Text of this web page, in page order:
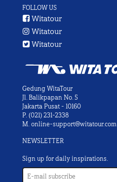
FOLLOW US
Witatour
Witatour
Witatour
Gedung WitaTour
Jl. Balikpapan No. 5
Jakarta Pusat - 10160
P. (021) 231-2338
M. online-support@witatour.com
NEWSLETTER
Sign up for daily inspirations.